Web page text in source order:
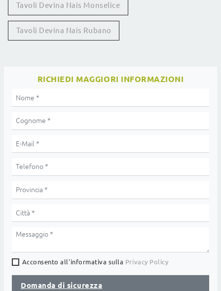
Tavoli Devina Nais Monselice
Tavoli Devina Nais Rubano
RICHIEDI MAGGIORI INFORMAZIONI
Acconsento all'informativa sulla Privacy Policy
Domanda di sicurezza